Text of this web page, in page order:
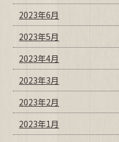
2023年6月
2023年5月
2023年4月
2023年3月
2023年2月
2023年1月